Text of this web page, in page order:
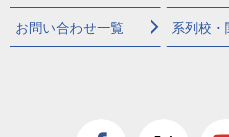
お問い合わせ一覧 系列校